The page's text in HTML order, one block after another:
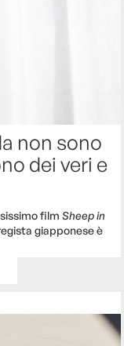
non sono
dei veri e
filmSheep in
giapponese è